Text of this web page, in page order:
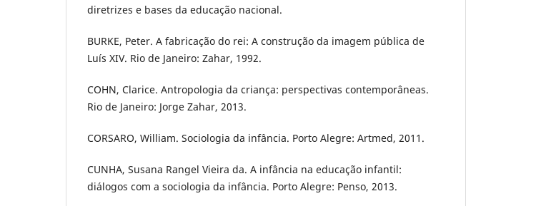
diretrizes e bases da educação nacional.
BURKE, Peter. A fabricação do rei: A construção da imagem pública de
Luís XIV. Rio de Janeiro: Zahar, 1992.
COHN, Clarice. Antropologia da criança: perspectivas contemporâneas.
Rio de Janeiro: Jorge Zahar, 2013.
CORSARO, William. Sociologia da infância. Porto Alegre: Artmed, 2011.
CUNHA, Susana Rangel Vieira da. A infância na educação infantil:
diálogos com a sociologia da infância. Porto Alegre: Penso, 2013.